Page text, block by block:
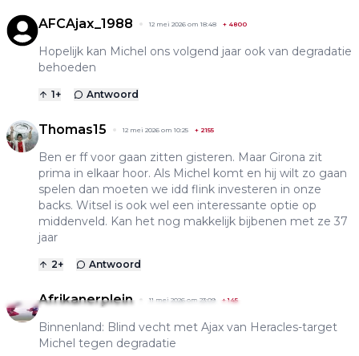
AFCAjax_1988 12 mei 2026 om 18:48 + 4800
Hopelijk kan Michel ons volgend jaar ook van degradatie
behoeden
1+ Antwoord
Thomas15 12 mei 2026 om 10:25 + 2155
Ben er ff voor gaan zitten gisteren. Maar Girona zit
prima in elkaar hoor. Als Michel komt en hij wilt zo gaan
spelen dan moeten we idd flink investeren in onze
backs. Witsel is ook wel een interessante optie op
middenveld. Kan het nog makkelijk bijbenen met ze 37
jaar
2+ Antwoord
Afrikanerplein 11 mei 2026 om 23:09 +145
Binnenland: Blind vecht met Ajax van Heracles-target
Michel tegen degradatie